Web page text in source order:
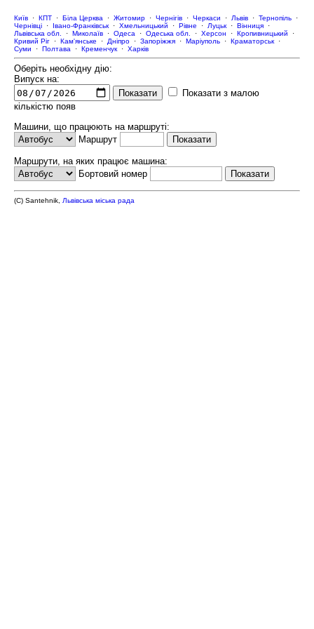
Київ · КПТ · Біла Церква · Житомир · Чернігів · Черкаси · Львів · Тернопіль ·
Чернівці · Івано-Франківськ · Хмельницький · Рівне · Луцьк · Вінниця ·
Львівська обл.
· Миколаїв · Одеса · Одеська обл. · Херсон · Кропивницький ·
Кривий Ріг · Кам'янське · Дніпро · Запоріжжя · Маріуполь · Краматорськ ·
Суми · Полтава · Кременчук · Харків
Оберіть необхідну дію:
Випуск на:
Показати з малою
кількістю появ
Машини, що працюють на маршруті:
Маршрут
Маршрути, на яких працює машина:
Бортовий номер
(C) Santehnik, Львівська міська рада